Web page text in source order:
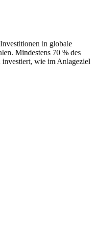
in globale
Mindestens 70 % des
wie im Anlageziel